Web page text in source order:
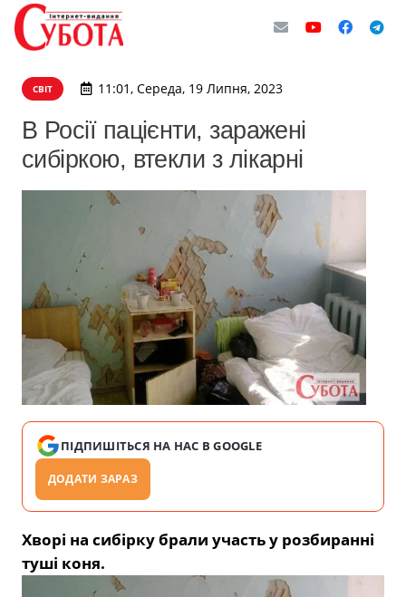
СВІТ 11:01, Середа, 19 Липня, 2023
В Росії пацієнти, заражені
сибіркою, втекли з лікарні
ПІДПИШІТЬСЯ НА НАС В GOOGLE
ДОДАТИ ЗАРАЗ
Хворі на сибірку брали участь у розбиранні
туші коня.